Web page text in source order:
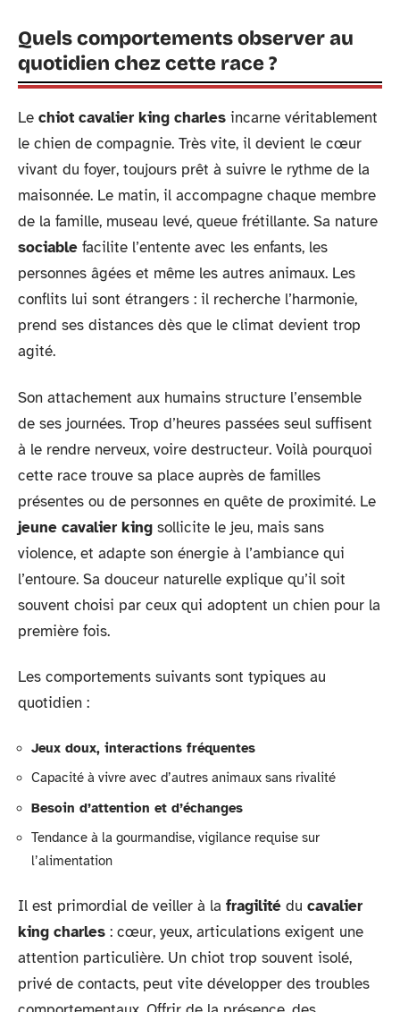
Quels comportements observer au
quotidien chez cette race ?
Le chiot cavalier king charles incarne véritablement
le chien de compagnie. Très vite, il devient le cœur
vivant du foyer, toujours prêt à suivre le rythme de la
maisonnée. Le matin, il accompagne chaque membre
de la famille, museau levé, queue frétillante. Sa nature
sociable facilite l’entente avec les enfants, les
personnes âgées et même les autres animaux. Les
conflits lui sont étrangers : il recherche l’harmonie,
prend ses distances dès que le climat devient trop
agité.
Son attachement aux humains structure l’ensemble
de ses journées. Trop d’heures passées seul suffisent
à le rendre nerveux, voire destructeur. Voilà pourquoi
cette race trouve sa place auprès de familles
présentes ou de personnes en quête de proximité. Le
jeune cavalier king sollicite le jeu, mais sans
violence, et adapte son énergie à l’ambiance qui
l’entoure. Sa douceur naturelle explique qu’il soit
souvent choisi par ceux qui adoptent un chien pour la
première fois.
Les comportements suivants sont typiques au
quotidien :
Jeux doux, interactions fréquentes
Capacité à vivre avec d’autres animaux sans rivalité
Besoin d’attention et d’échanges
Tendance à la gourmandise, vigilance requise sur
l’alimentation
Il est primordial de veiller à la fragilité du cavalier
king charles : cœur, yeux, articulations exigent une
attention particulière. Un chiot trop souvent isolé,
privé de contacts, peut vite développer des troubles